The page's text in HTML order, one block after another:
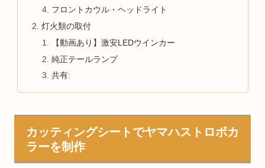
フロントカウル・ヘッドライト
灯火類の取付
【動画あり】激安LEDウインカー
純正テールランプ
共有:
カッティングシートでヤマハストロボカ
ラーを制作